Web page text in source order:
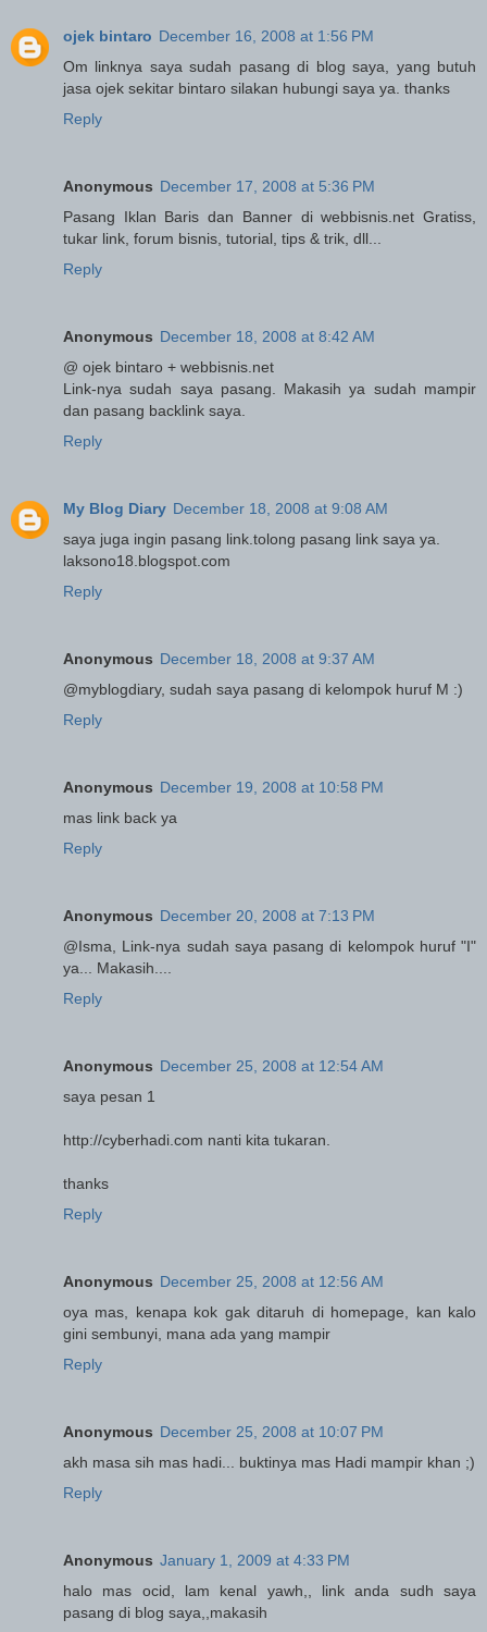
ojek bintaro December 16, 2008 at 1:56 PM
Om linknya saya sudah pasang di blog saya, yang butuh
jasa ojek sekitar bintaro silakan hubungi saya ya. thanks
Reply
Anonymous December 17, 2008 at 5:36 PM
Pasang Iklan Baris dan Banner di webbisnis.net Gratiss,
tukar link, forum bisnis, tutorial, tips & trik, dll...
Reply
Anonymous December 18, 2008 at 8:42 AM
@ ojek bintaro + webbisnis.net
Link-nya sudah saya pasang. Makasih ya sudah mampir
dan pasang backlink saya.
Reply
My Blog Diary December 18, 2008 at 9:08 AM
saya juga ingin pasang link.tolong pasang link saya ya.
laksono18.blogspot.com
Reply
Anonymous December 18, 2008 at 9:37 AM
@myblogdiary, sudah saya pasang di kelompok huruf M :)
Reply
Anonymous December 19, 2008 at 10:58 PM
mas link back ya
Reply
Anonymous December 20, 2008 at 7:13 PM
@Isma, Link-nya sudah saya pasang di kelompok huruf "I"
ya... Makasih....
Reply
Anonymous December 25, 2008 at 12:54 AM
saya pesan 1
http://cyberhadi.com nanti kita tukaran.
thanks
Reply
Anonymous December 25, 2008 at 12:56 AM
oya mas, kenapa kok gak ditaruh di homepage, kan kalo
gini sembunyi, mana ada yang mampir
Reply
Anonymous December 25, 2008 at 10:07 PM
akh masa sih mas hadi... buktinya mas Hadi mampir khan ;)
Reply
Anonymous January 1, 2009 at 4:33 PM
halo mas ocid, lam kenal yawh,, link anda sudh saya
pasang di blog saya,,makasih